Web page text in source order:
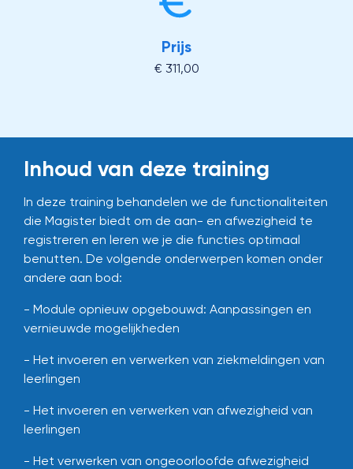
Prijs
€ 311,00
Inhoud van deze training
In deze training behandelen we de functionaliteiten
die Magister biedt om de aan- en afwezigheid te
registreren en leren we je die functies optimaal
benutten. De volgende onderwerpen komen onder
andere aan bod:
- Module opnieuw opgebouwd: Aanpassingen en
vernieuwde mogelijkheden
- Het invoeren en verwerken van ziekmeldingen van
leerlingen
- Het invoeren en verwerken van afwezigheid van
leerlingen
- Het verwerken van ongeoorloofde afwezigheid